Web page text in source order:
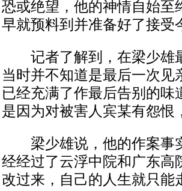
恐或绝望，他的神情自始至
早就预料到并准备好了接受
记者了解到，在梁少雄
当时并不知道是最后一次
已经充满了作最后告别的
是因为对被害人宾某有怨恨
梁少雄说，他的作案事
经经过了云浮中院和广东高
改过来，自己的人生就只能